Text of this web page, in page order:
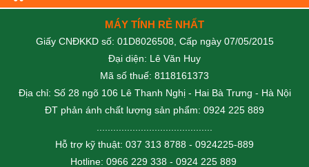
MÁY TÍNH RẺ NHẤT
Giấy CNĐKKD số: 01D8026508, Cấp ngày 07/05/2015
Đại diện: Lê Văn Huy
Mã số thuế: 8118161373
Địa chỉ: Số 28 ngõ 106 Lê Thanh Nghị - Hai Bà Trưng - Hà Nội
ĐT phản ánh chất lượng sản phẩm: 0924 225 889
Hỗ trợ kỹ thuật: 037 313 8788 - 0924225-889
Hotline: 0966 229 338 - 0924 225 889